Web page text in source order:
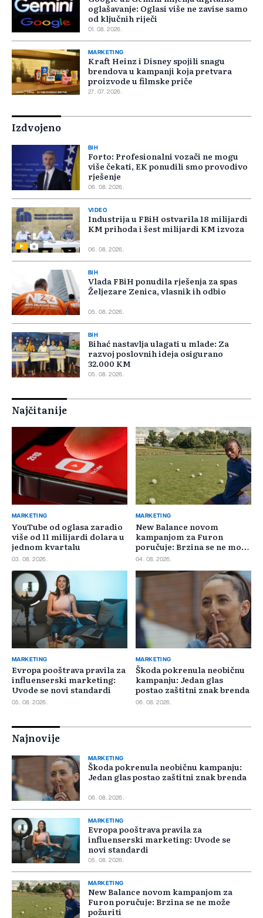
oglašavanje: Oglasi više ne zavise samo
od ključnih riječi
01. 08. 2026.
MARKETING
Kraft Heinz i Disney spojili snagu
brendova u kampanji koja pretvara
proizvode u filmske priče
27. 07. 2026.
Izdvojeno
BIH
Forto: Profesionalni vozači ne mogu
više čekati, EK ponudili smo provodivo
rješenje
06. 08. 2026.
VIDEO
Industrija u FBiH ostvarila 18 milijardi
KM prihoda i šest milijardi KM izvoza
06. 08. 2026.
BIH
Vlada FBiH ponudila rješenja za spas
Željezare Zenica, vlasnik ih odbio
05. 08. 2026.
BIH
Bihać nastavlja ulagati u mlade: Za
razvoj poslovnih ideja osigurano
32.000 KM
05. 08. 2026.
Najčitanije
MARKETING
YouTube od oglasa zaradio
više od 11 milijardi dolara u
jednom kvartalu
03. 08. 2026.
MARKETING
New Balance novom
kampanjom za Furon
poručuje: Brzina se ne može
požuriti
04. 08. 2026.
MARKETING
Evropa pooštrava pravila za
influenserski marketing:
Uvode se novi standardi
05. 08. 2026.
MARKETING
Škoda pokrenula neobičnu
kampanju: Jedan glas
postao zaštitni znak brenda
06. 08. 2026.
Najnovije
MARKETING
Škoda pokrenula neobičnu kampanju:
Jedan glas postao zaštitni znak brenda
06. 08. 2026.
MARKETING
Evropa pooštrava pravila za
influenserski marketing: Uvode se
novi standardi
05. 08. 2026.
MARKETING
New Balance novom kampanjom za
Furon poručuje: Brzina se ne može
požuriti